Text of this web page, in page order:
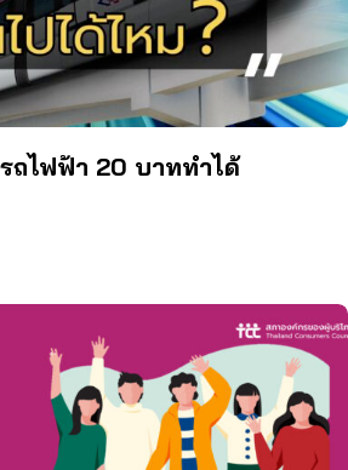
ถไฟฟ้า 20 บาททำได้